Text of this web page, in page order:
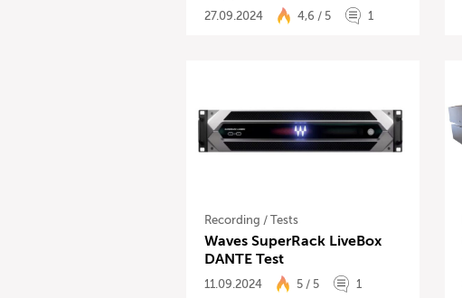
27.09.2024 4,6 / 5 1
Recording / Tests
Waves SuperRack LiveBox
DANTE Test
11.09.2024 5 / 5 1